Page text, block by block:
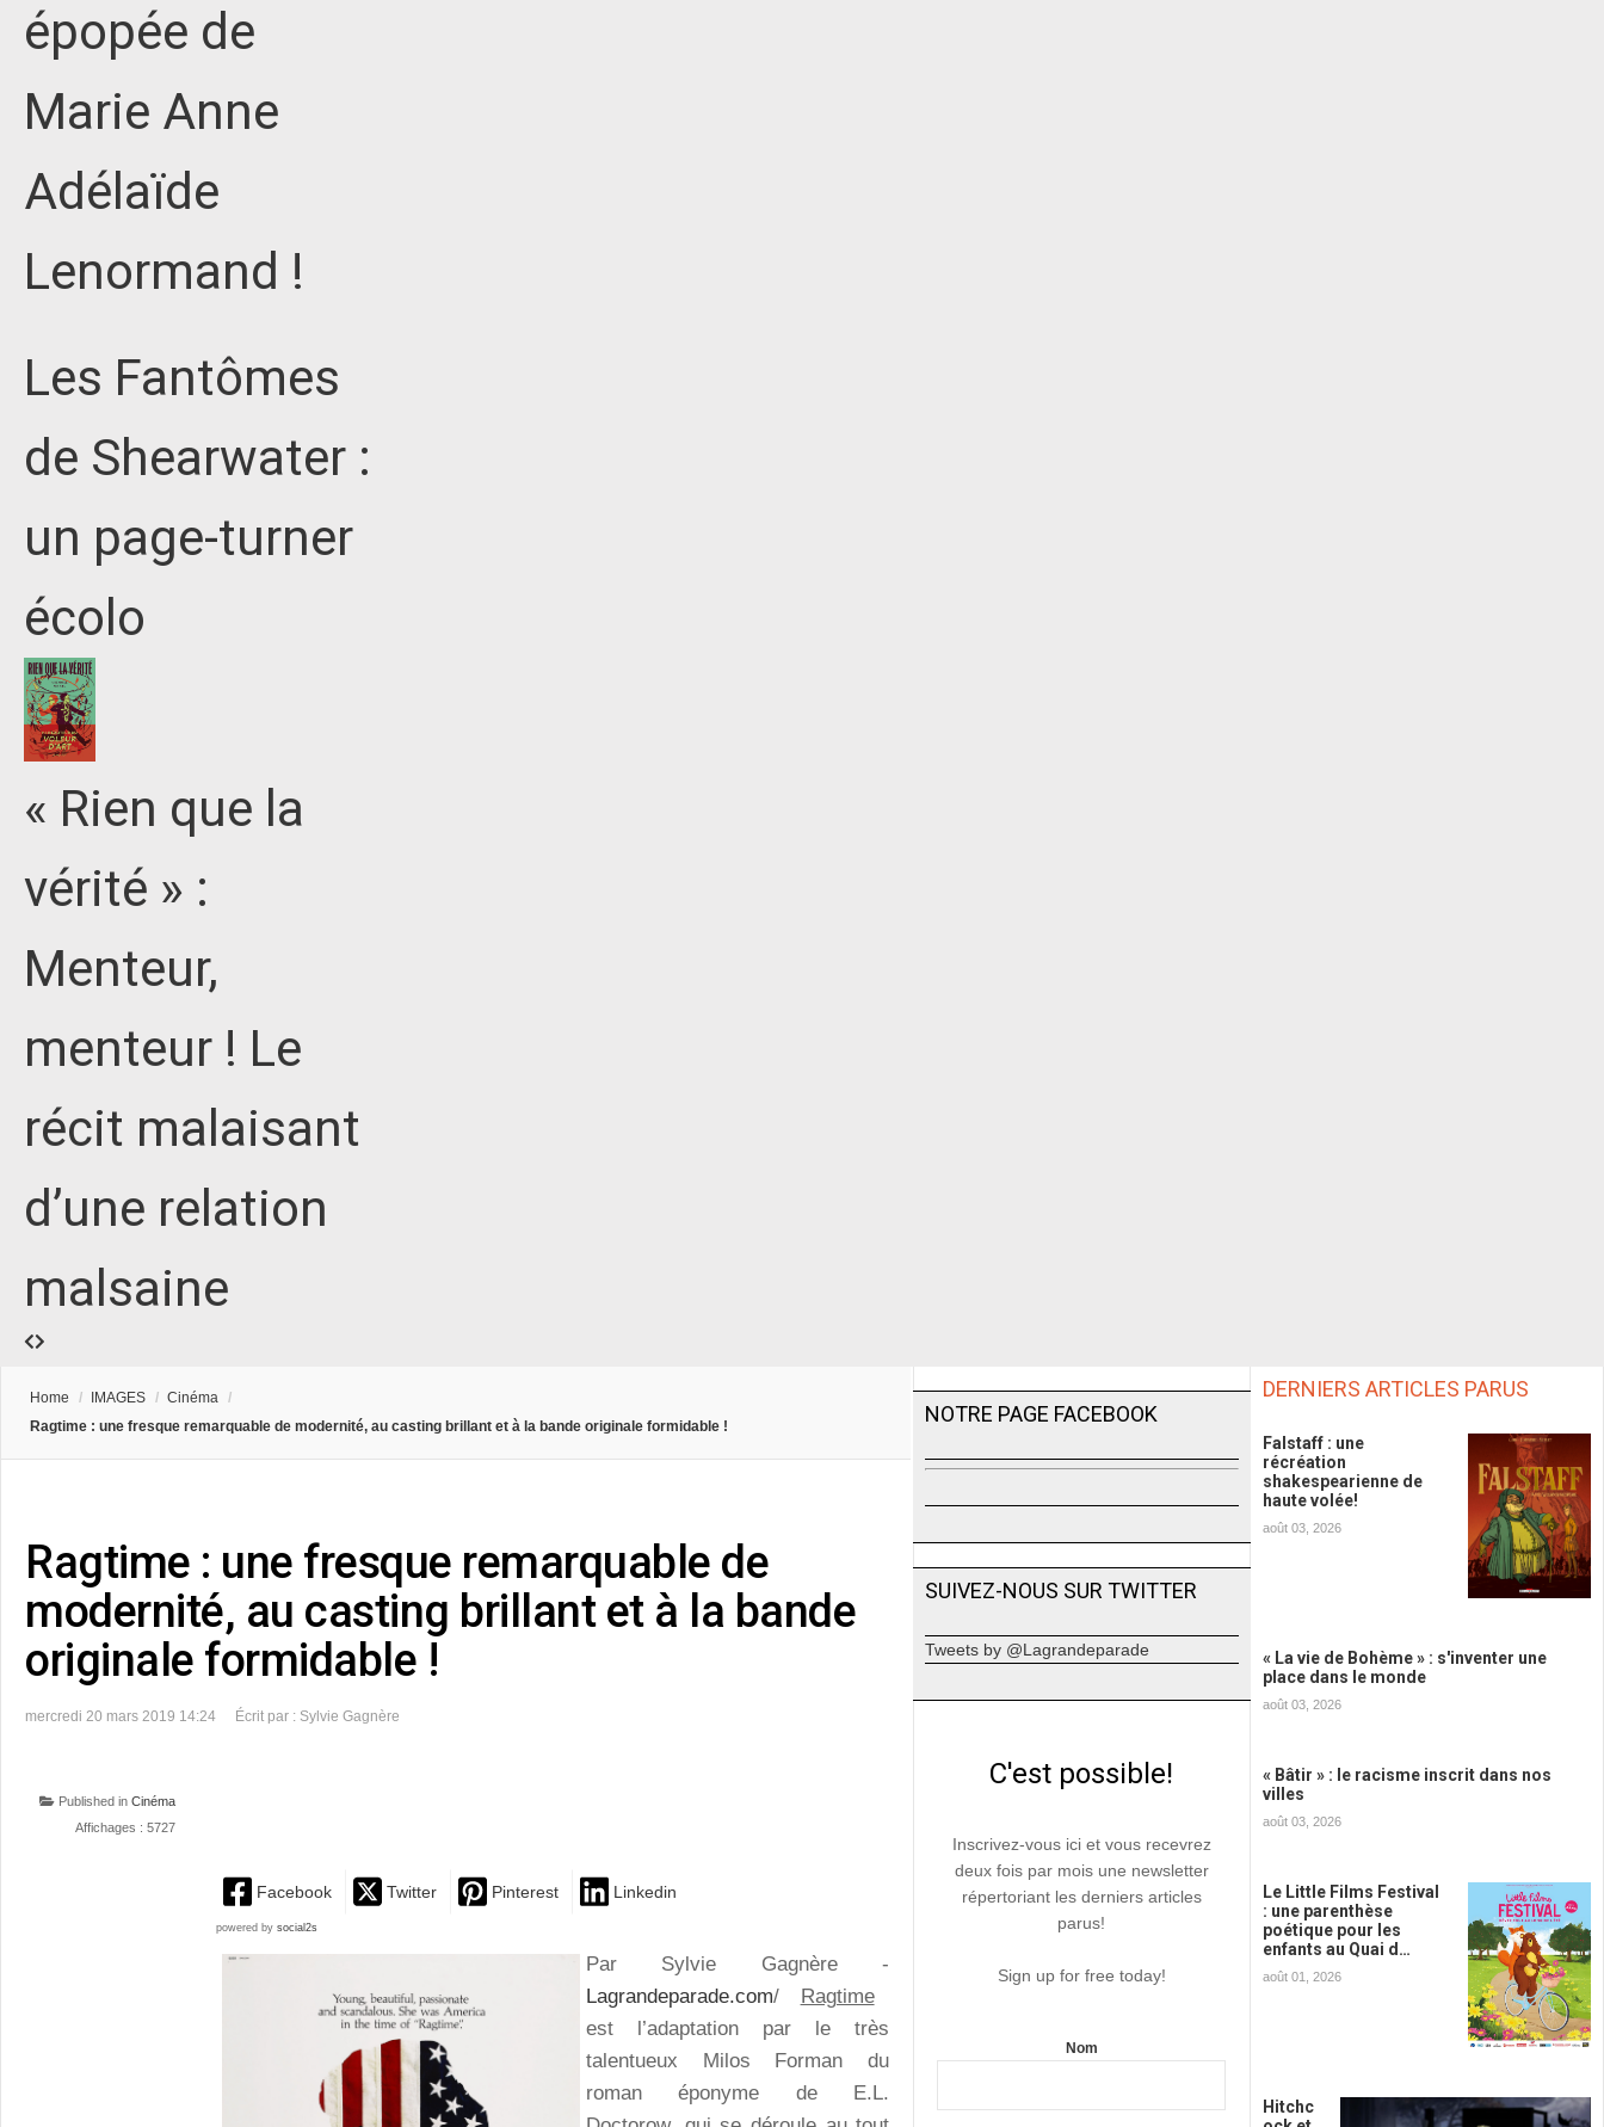
épopée de
Marie Anne
Adélaïde
Lenormand !
Les Fantômes
de Shearwater :
un page-turner
écolo
« Rien que la
vérité » :
Menteur,
menteur ! Le
récit malaisant
d’une relation
malsaine
Home / IMAGES / Cinéma /
Ragtime : une fresque remarquable de modernité, au casting brillant et à la bande originale formidable !
Ragtime : une fresque remarquable de
modernité, au casting brillant et à la bande
originale formidable !
mercredi 20 mars 2019 14:24 Écrit par : Sylvie Gagnère
Published in Cinéma
Affichages : 5727
Facebook Twitter Pinterest Linkedin
powered by social2s
Par Sylvie Gagnère -
Lagrandeparade.com/ Ragtime
est l’adaptation par le très
talentueux Milos Forman du
roman éponyme de E.L.
NOTRE PAGE FACEBOOK
SUIVEZ-NOUS SUR TWITTER
Tweets by @Lagrandeparade
C'est possible!
Inscrivez-vous ici et vous recevrez
deux fois par mois une newsletter
répertoriant les derniers articles
parus!
Sign up for free today!
Nom
DERNIERS ARTICLES PARUS
Falstaff : une
récréation
shakespearienne de
haute volée!
août 03, 2026
« La vie de Bohème » : s'inventer une
place dans le monde
août 03, 2026
« Bâtir » : le racisme inscrit dans nos
villes
août 03, 2026
Le Little Films Festival
: une parenthèse
poétique pour les
enfants au Quai d…
août 01, 2026
Hitchc